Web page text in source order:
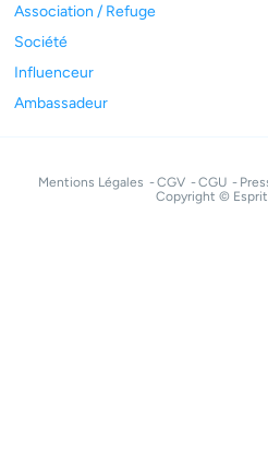
Association / Refuge
Société
Influenceur
Ambassadeur
Mentions Légales CGV CGU
Copyright ©